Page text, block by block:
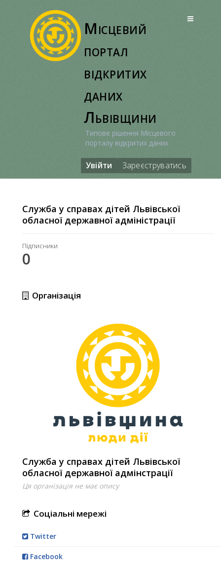
Місцевий
портал
відкритих
даних
Львівщини
Типове рішення Місцевого
порталу відкритих даних
Увійти Зареєструватись
Служба у справах дітей Львівської
обласної державної адміністрації
Підписники
0
Організація
Служба у справах дітей Львівської
обласної державної адмінстрації
Ця організація не має опису
Соціальні мережі
Twitter
Facebook